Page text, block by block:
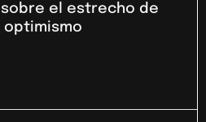
el estrecho de
optimismo